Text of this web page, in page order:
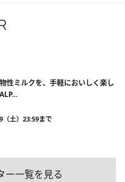
性ミルクを、手軽においしく楽し
（土）23:59まで
ー一覧を見る